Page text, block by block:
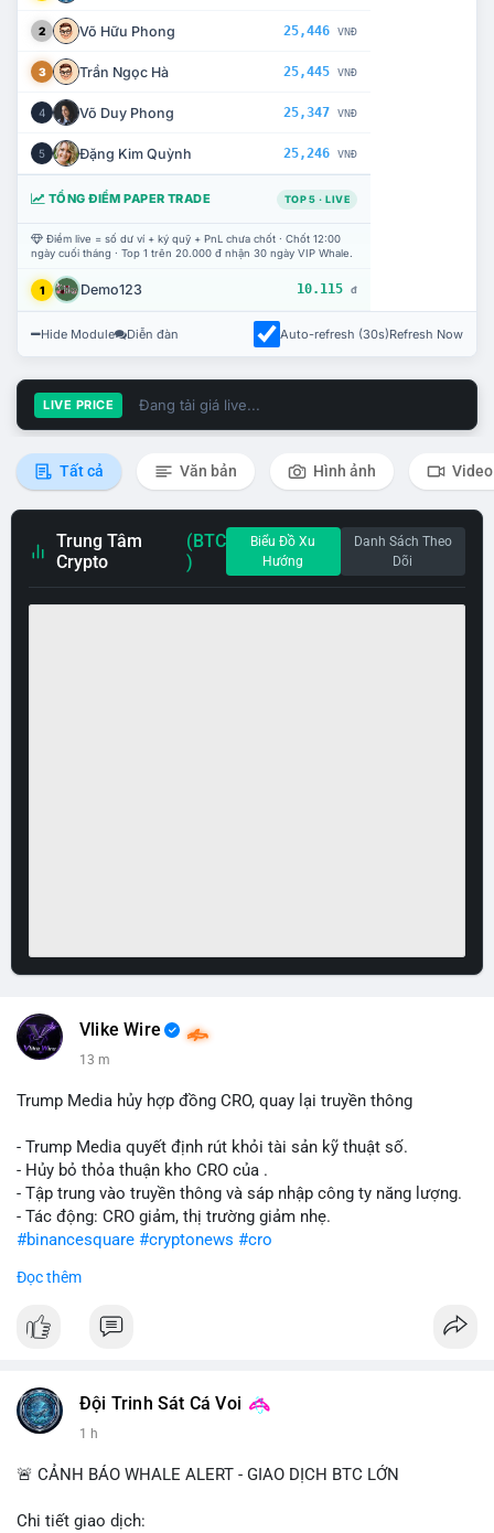
2 Võ Hữu Phong 25,446 VNĐ
3 Trần Ngọc Hà 25,445 VNĐ
4 Võ Duy Phong 25,347 VNĐ
5 Đặng Kim Quỳnh 25,246 VNĐ
TỔNG ĐIỂM PAPER TRADE TOP 5 · LIVE
Điểm live = số dư ví + ký quỹ + PnL chưa chốt · Chốt 12:00
ngày cuối tháng · Top 1 trên 20.000 đ nhận 30 ngày VIP Whale.
1 Demo123 10.115 đ
Hide Module Diễn đàn Auto-refresh (30s)Refresh Now
LIVE PRICE Đang tải giá live...
Tất cả Văn bản Hình ảnh Video
Trung Tâm
Crypto
(BTC
)
Biểu Đồ Xu
Hướng
Danh Sách Theo
Dõi
Vlike Wire
13 m
Trump Media hủy hợp đồng CRO, quay lại truyền thông
- Trump Media quyết định rút khỏi tài sản kỹ thuật số.
- Hủy bỏ thỏa thuận kho CRO của .
- Tập trung vào truyền thông và sáp nhập công ty năng lượng.
- Tác động: CRO giảm, thị trường giảm nhẹ.
#binancesquare #cryptonews #cro
$cro
#vlikevn #titanbot
Đọc thêm
Đội Trinh Sát Cá Voi
1 h
🚨 CẢNH BÁO WHALE ALERT - GIAO DỊCH BTC LỚN
Chi tiết giao dịch: